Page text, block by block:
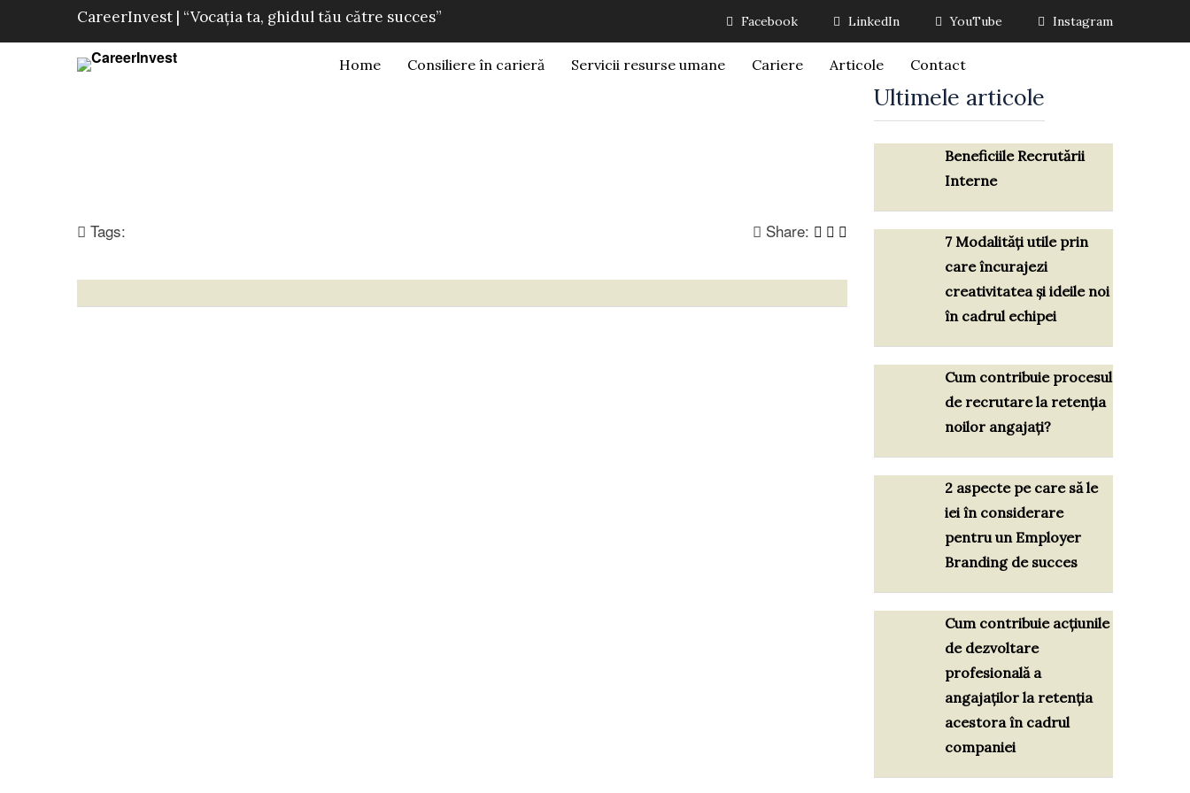
CareerInvest | “Vocația ta, ghidul tău către succes” Facebook LinkedIn YouTube Instagram
Home Consiliere în carieră Servicii resurse umane Cariere Articole Contact
Tags: Share:
Ultimele articole
Beneficiile Recrutării
Interne
7 Modalități utile prin
care încurajezi
creativitatea și ideile noi
în cadrul echipei
Cum contribuie procesul
de recrutare la retenția
noilor angajați?
2 aspecte pe care să le
iei în considerare
pentru un Employer
Branding de succes
Cum contribuie acțiunile
de dezvoltare
profesională a
angajaților la retenția
acestora în cadrul
companiei